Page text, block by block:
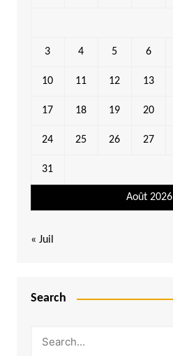
Août 2026
3 4 5 6
10 11 12 13
17 18 19 20
24 25 26 27
31
« Juil
Search